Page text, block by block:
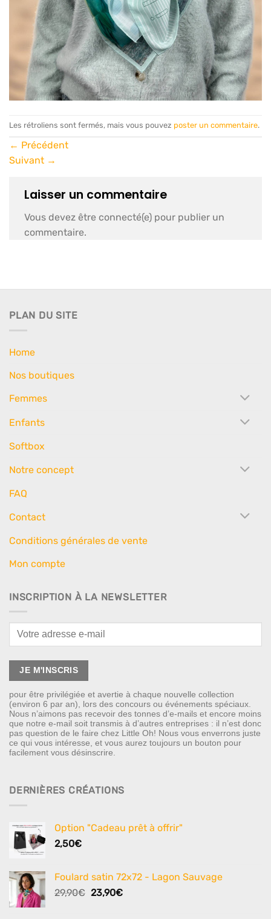
Les rétroliens sont fermés, mais vous pouvez poster un commentaire.
← Précédent
Suivant →
Laisser un commentaire
Vous devez être connecté(e) pour publier un
commentaire.
PLAN DU SITE
Home
Nos boutiques
Femmes
Enfants
Softbox
Notre concept
FAQ
Contact
Conditions générales de vente
Mon compte
INSCRIPTION À LA NEWSLETTER
pour être privilégiée et avertie à chaque nouvelle collection
(environ 6 par an), lors des concours ou événements spéciaux.
Nous n’aimons pas recevoir des tonnes d’e-mails et encore moins
que notre e-mail soit transmis à d’autres entreprises : il n’est donc
pas question de le faire chez Little Oh! Nous vous enverrons juste
ce qui vous intéresse, et vous aurez toujours un bouton pour
facilement vous désinscrire.
DERNIÈRES CRÉATIONS
Option "Cadeau prêt à offrir"
2,50€
Foulard satin 72x72 - Lagon Sauvage
29,90€ Le
23,90€Le